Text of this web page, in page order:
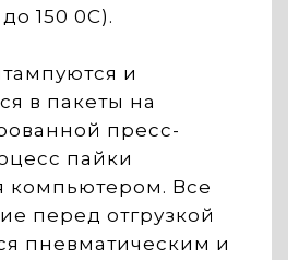
150 0С).
и
в пакеты на
пресс-
пайки
компьютером. Все
перед отгрузкой
пневматическим и